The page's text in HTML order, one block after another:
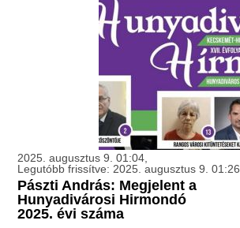
2025. augusztus 9. 01:04,
Legutóbb frissítve: 2025. augusztus 9. 01:26
Pászti András: Megjelent a
Hunyadivárosi Hirmondó
2025. évi száma